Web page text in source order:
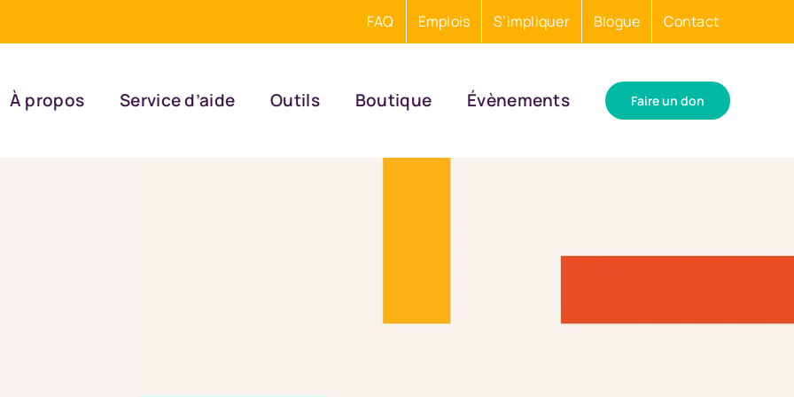
FAQ Emplois S’impliquer Blogue Contact
À propos Service d’aide Outils Boutique Évènements Faire un don